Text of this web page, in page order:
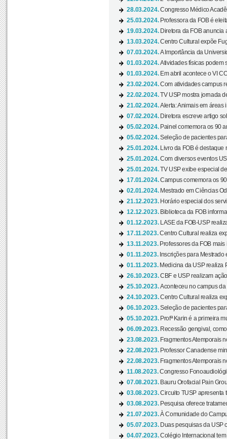
28.03.2024.Congresso Médico
25.03.2024. Professora da FOB é
19.03.2024. Diretora da FOB anuncia
13.03.2024.Centro Cultural expõe
07.03.2024.A Importância da
01.03.2024.Atividades físicas podem
01.03.2024. Em abril acontece o VI
23.02.2024.Com atividades campus
22.02.2024.TV USP mostra jornada
21.02.2024.Alerta: Animais em áreas
07.02.2024. Diretora escreve artigo
05.02.2024. Painel comemora os 90
05.02.2024.Seleção de pacientes
25.01.2024.
Livro da FOB é destaque
25.01.2024.Com diversos eventos
25.01.2024.TV USP exibe especial
17.01.2024.Campus comemora os
02.01.2024. Mestrado em Ciências
21.12.2023. Horário especial dos
12.12.2023. Biblioteca da FOB
01.12.2023.
LASE da FOB-USP
17.11.2023.Centro Cultural realiza
13.11.2023. Professores da FOB
01.11.2023. Inscrições para
01.11.2023. Medicina da USP realiza
26.10.2023.CBF e USP realizam
25.10.2023.Aconteceu no campus da
24.10.2023.Centro Cultural realiza
06.10.2023.Seleção de pacientes
05.10.2023. Profª Karin é a primeira
06.09.2023. Recessão gengival,
23.08.2023. Fragmentos Atemporais
22.08.2023. Professor Canadense
22.08.2023. Fragmentos Atemporais
11.08.2023.Congresso
07.08.2023. Bauru Orofacial Pain
03.08.2023.Circuito TUSP apresenta
03.08.2023. Pesquisa oferece
21.07.2023.À Comunidade do
05.07.2023. Duas pesquisas da USP
04.07.2023.Colégio Internacional